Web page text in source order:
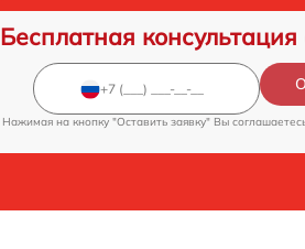
Бесплатная
Нажимая на кнопку "Оставить заявку" Вы